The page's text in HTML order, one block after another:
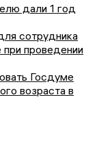
дали 1 год
сотрудника
проведении
Госдуме
возраста в